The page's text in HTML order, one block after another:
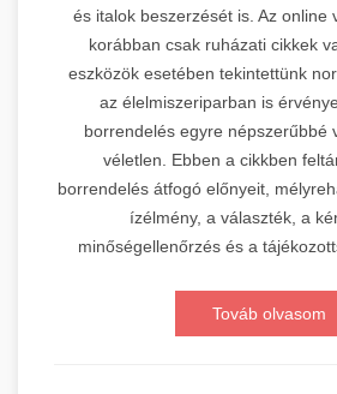
és italok beszerzését is. Az online
korábban csak ruházati cikkek
eszközök esetében tekintettünk
az élelmiszeriparban is
borrendelés egyre népszerűbbé
véletlen. Ebben a cikkben
borrendelés átfogó előnyeit,
ízélmény, a választék, a
minőségellenőrzés és a
Továb olvasom